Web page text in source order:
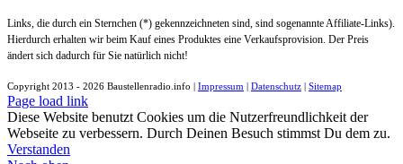
Links, die durch ein Sternchen (*) gekennzeichneten sind, sind sogenannte Affiliate-Links).
Hierdurch erhalten wir beim Kauf eines Produktes eine Verkaufsprovision. Der Preis
ändert sich dadurch für Sie natürlich nicht!
Copyright 2013 - 2026 Baustellenradio.info | Impressum | Datenschutz | Sitemap
Page load link
Diese Website benutzt Cookies um die Nutzerfreundlichkeit der
Webseite zu verbessern. Durch Deinen Besuch stimmst Du dem zu.
Verstanden